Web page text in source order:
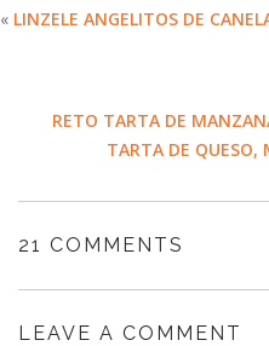
« LINZELE ANGELITOS DE
RETO TARTA DE
TARTA DE QUESO,
21 COMMENTS
LEAVE A COMMENT